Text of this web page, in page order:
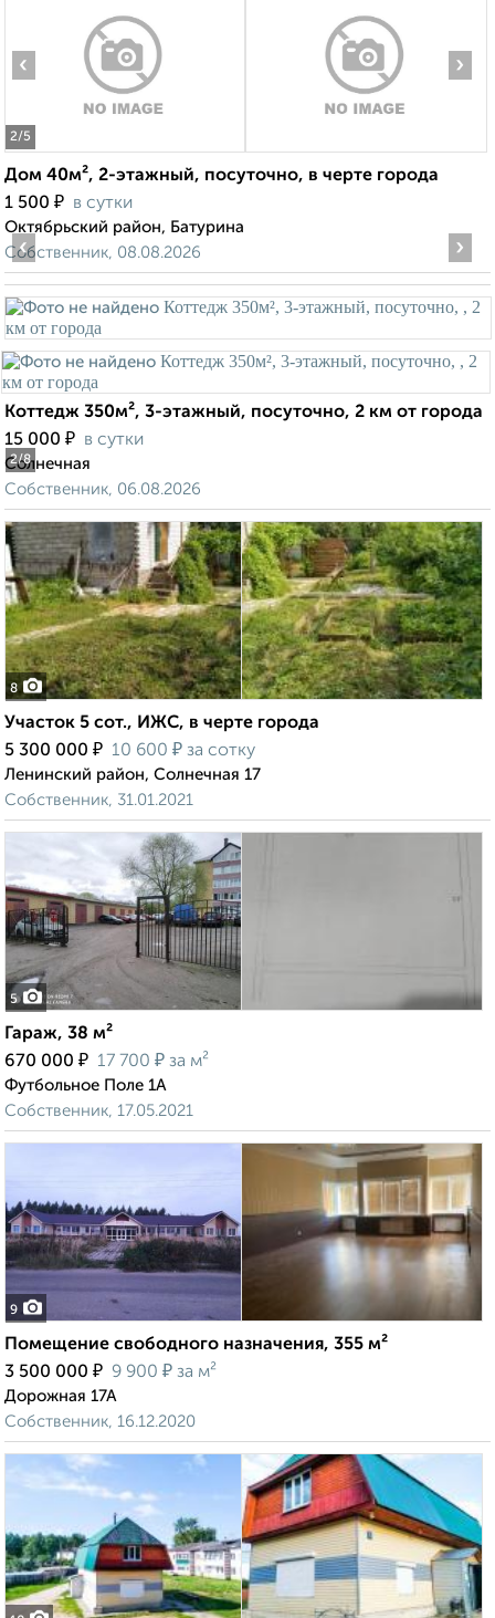
2/5
‹ ›
Дом 40м², 2-этажный, посуточно, в черте города
1 500 ₽ в сутки
Октябрьский район, Батурина
Собственник, 08.08.2026
2/8
‹ ›
Коттедж 350м², 3-этажный, посуточно, 2 км от города
15 000 ₽ в сутки
Солнечная
Собственник, 06.08.2026
8
Участок 5 сот., ИЖС, в черте города
5 300 000 ₽ 10 600 ₽ за сотку
Ленинский район, Солнечная 17
Собственник, 31.01.2021
5
Гараж, 38 м²
670 000 ₽ 17 700 ₽ за м²
Футбольное Поле 1А
Собственник, 17.05.2021
9
Помещение свободного назначения, 355 м²
3 500 000 ₽ 9 900 ₽ за м²
Дорожная 17А
Собственник, 16.12.2020